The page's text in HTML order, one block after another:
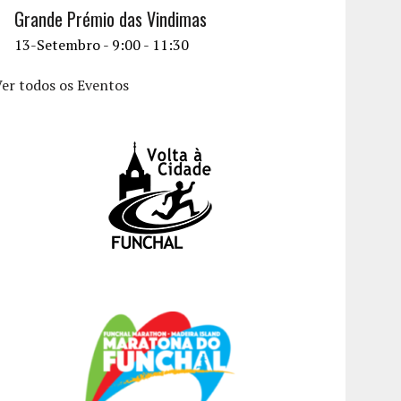
Grande Prémio das Vindimas
13-Setembro - 9:00- 11:30
todos os Eventos